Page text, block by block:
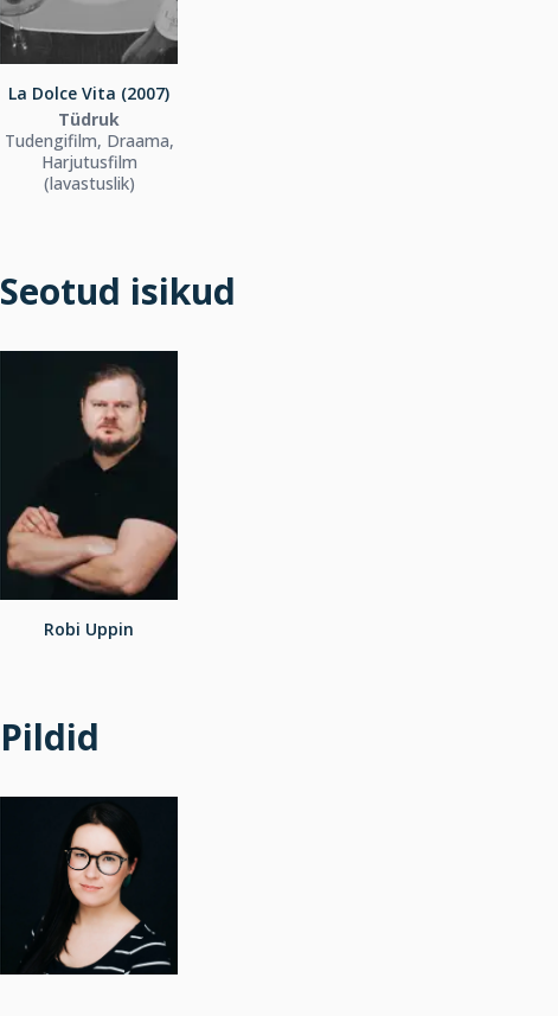
La Dolce Vita (2007)
Tüdruk
Tudengifilm, Draama,
Harjutusfilm
(lavastuslik)
Seotud isikud
Robi Uppin
Pildid